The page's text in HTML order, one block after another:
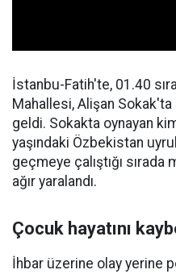
İstanbu-Fatih'te, 01.40
Mahallesi, Alişan
geldi. Sokakta oynayan
yaşındaki Özbekistan
geçmeye çalıştığı
ağır yaralandı.
Çocuk hayatını
İhbar üzerine olay yerine